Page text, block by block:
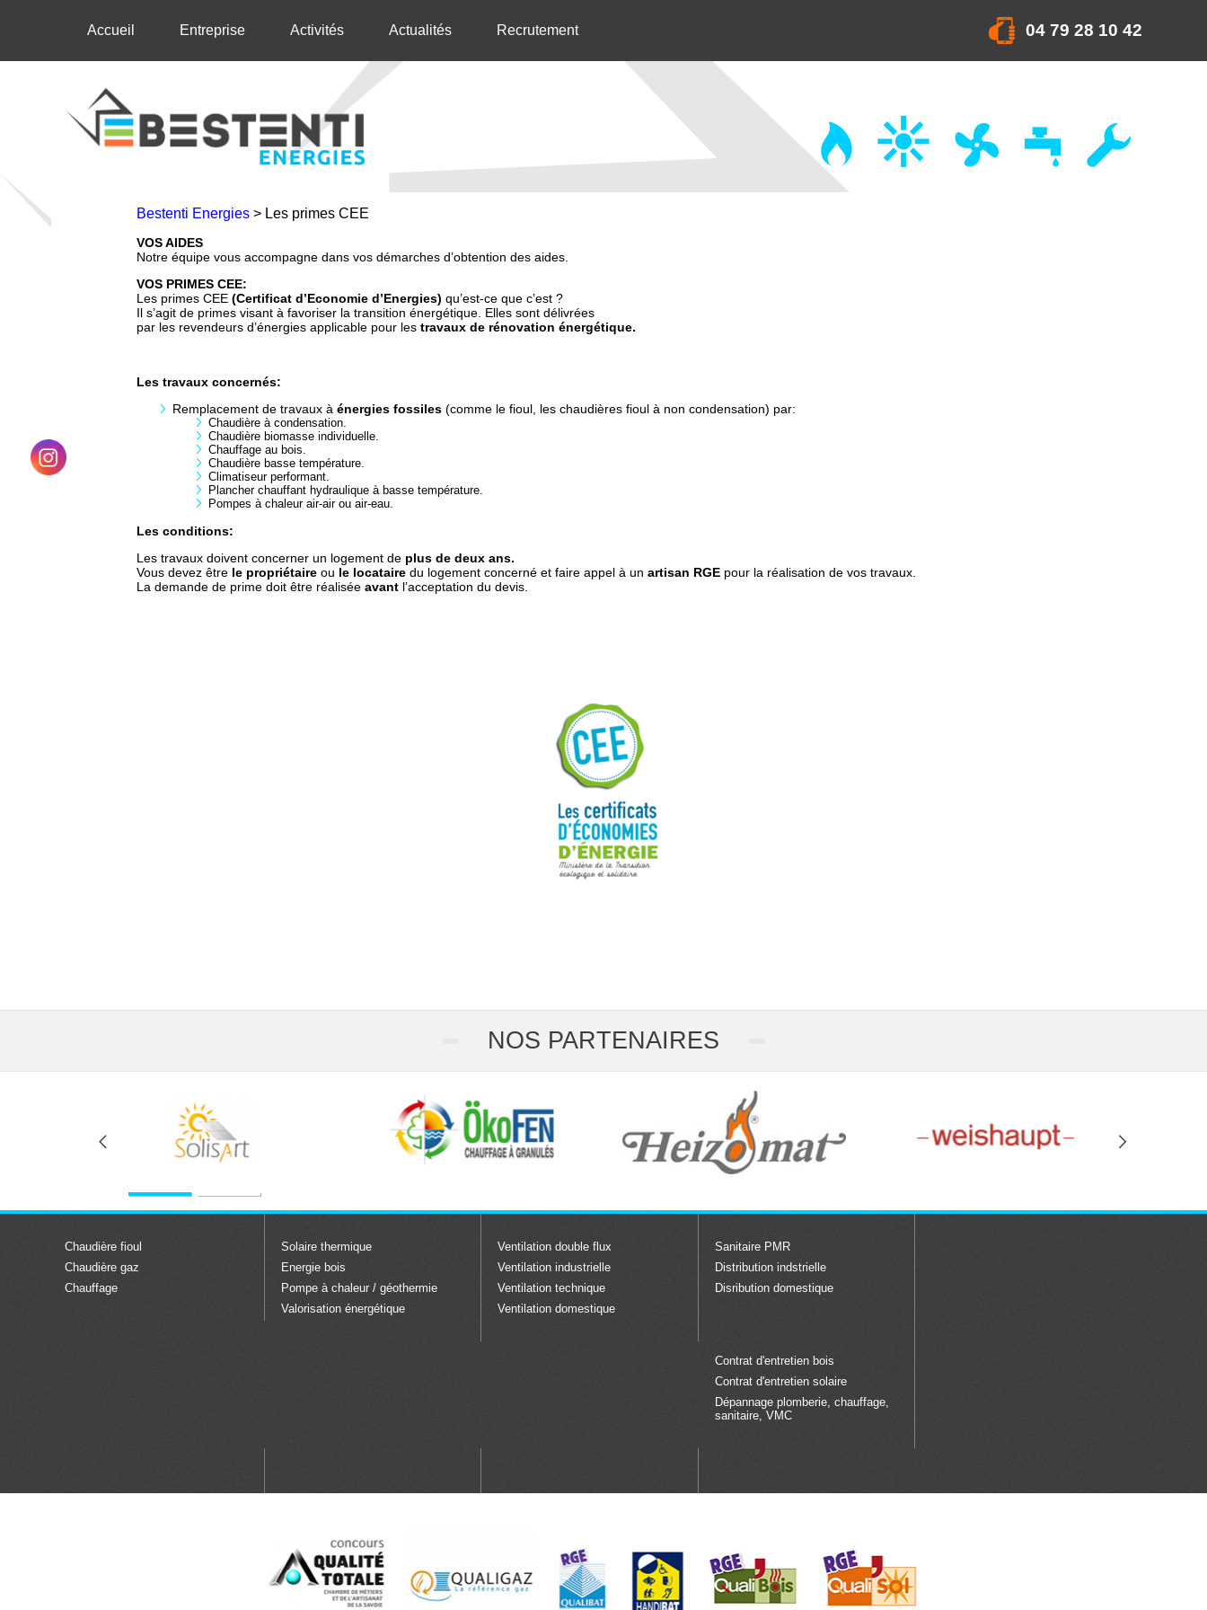
Accueil Entreprise Activités Actualités Recrutement 04 79 28 10 42
Bestenti Energies > Les primes CEE
LES
PRIMES
CEE
VOS AIDES
Notre équipe vous accompagne dans vos démarches d’obtention des aides.
VOS PRIMES CEE:
Les primes CEE (Certificat d’Economie d’Energies) qu’est-ce que c’est ?
Il s’agit de primes visant à favoriser la transition énergétique. Elles sont délivrées
par les revendeurs d’énergies applicable pour les travaux de rénovation énergétique.
Les travaux concernés:
Remplacement de travaux à énergies fossiles (comme le fioul, les chaudières fioul à non condensation) par:
Chaudière à condensation.
Chaudière biomasse individuelle.
Chauffage au bois.
Chaudière basse température.
Climatiseur performant.
Plancher chauffant hydraulique à basse température.
Pompes à chaleur air-air ou air-eau.
Les conditions:
Les travaux doivent concerner un logement de plus de deux ans.
Vous devez être le propriétaire ou le locataire du logement concerné et faire appel à un artisan RGE pour la réalisation de vos travaux.
La demande de prime doit être réalisée avant l’acceptation du devis.
NOS PARTENAIRES
Chaudière fioul
Chaudière gaz
Chauffage
Solaire thermique
Energie bois
Pompe à chaleur / géothermie
Valorisation énergétique
Ventilation double flux
Ventilation industrielle
Ventilation technique
Ventilation domestique
Sanitaire PMR
Distribution indstrielle
Disribution domestique
Contrat d'entretien bois
Contrat d'entretien solaire
Dépannage plomberie, chauffage,
sanitaire, VMC